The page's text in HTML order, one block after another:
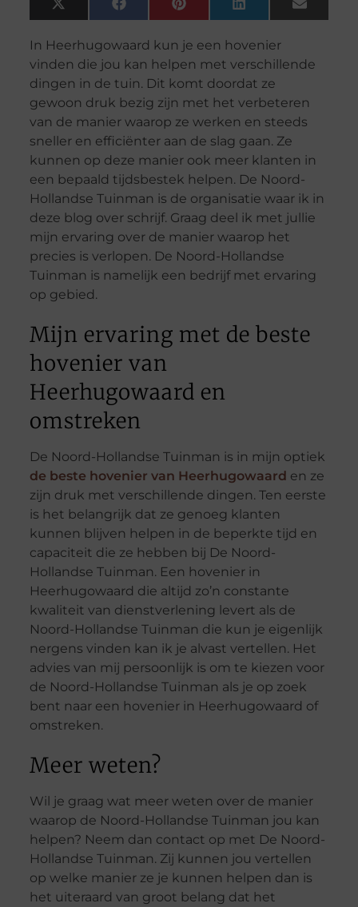
X
(Twitter)
FacebookPinterest LinkedIn Email
In Heerhugowaard kun je een hovenier
vinden die jou kan helpen met verschillende
dingen in de tuin. Dit komt doordat ze
gewoon druk bezig zijn met het verbeteren
van de manier waarop ze werken en steeds
sneller en efficiënter aan de slag gaan. Ze
kunnen op deze manier ook meer klanten in
een bepaald tijdsbestek helpen. De Noord-
Hollandse Tuinman is de organisatie waar ik in
deze blog over schrijf. Graag deel ik met jullie
mijn ervaring over de manier waarop het
precies is verlopen. De Noord-Hollandse
Tuinman is namelijk een bedrijf met ervaring
op gebied.
Mijn ervaring met de beste
hovenier van
Heerhugowaard en
omstreken
De Noord-Hollandse Tuinman is in mijn optiek
de beste hovenier van Heerhugowaard en ze
zijn druk met verschillende dingen. Ten eerste
is het belangrijk dat ze genoeg klanten
kunnen blijven helpen in de beperkte tijd en
capaciteit die ze hebben bij De Noord-
Hollandse Tuinman. Een hovenier in
Heerhugowaard die altijd zo’n constante
kwaliteit van dienstverlening levert als de
Noord-Hollandse Tuinman die kun je eigenlijk
nergens vinden kan ik je alvast vertellen. Het
advies van mij persoonlijk is om te kiezen voor
de Noord-Hollandse Tuinman als je op zoek
bent naar een hovenier in Heerhugowaard of
omstreken.
Meer weten?
Wil je graag wat meer weten over de manier
waarop de Noord-Hollandse Tuinman jou kan
helpen? Neem dan contact op met De Noord-
Hollandse Tuinman. Zij kunnen jou vertellen
op welke manier ze je kunnen helpen dan is
het uiteraard van groot belang dat het